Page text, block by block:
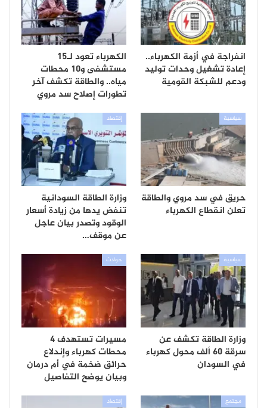
انفراجة في أزمة الكهرباء..
إعادة تشغيل وحدات توليد
ودعم للشبكة القومية
الكهرباء تعود لـ15
مستشفى و10 محطات
مياه.. والطاقة تكشف آخر
تطورات إصلاح سد مروي
سياسية
حريق في سد مروي والطاقة
تعلن انقطاع الكهرباء
إقتصاد
وزارة الطاقة السودانية
تنفض يدها من زيادة أسعار
الوقود وتصدر بيان عاجل
عن موقف…
سياسية
وزارة الطاقة تكشف عن
سرقة 60 ألف محول كهرباء
في السودان
حوادث
مسيرات تستهدف 4
محطات كهرباء وإندلاع
حرائق ضخمة في أم درمان
وبيان يوضح التفاصيل
مجتمع إقتصاد